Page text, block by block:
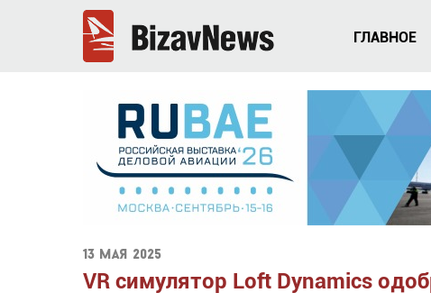
ГЛАВНОЕ
13 мая 2025
VR симулятор Loft Dynamics